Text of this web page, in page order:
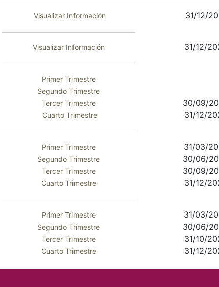
Visualizar Información 31/12/
Visualizar Información 31/12/
Primer Trimestre
Segundo Trimestre
Tercer Trimestre
30/09/
Cuarto Trimestre 31/12/
Primer Trimestre 31/03/
Segundo Trimestre 30/06/
Tercer Trimestre 30/09/
Cuarto Trimestre 31/12/
Primer Trimestre 31/03/
Segundo Trimestre 30/06/
Tercer Trimestre 31/10/
Cuarto Trimestre 31/12/